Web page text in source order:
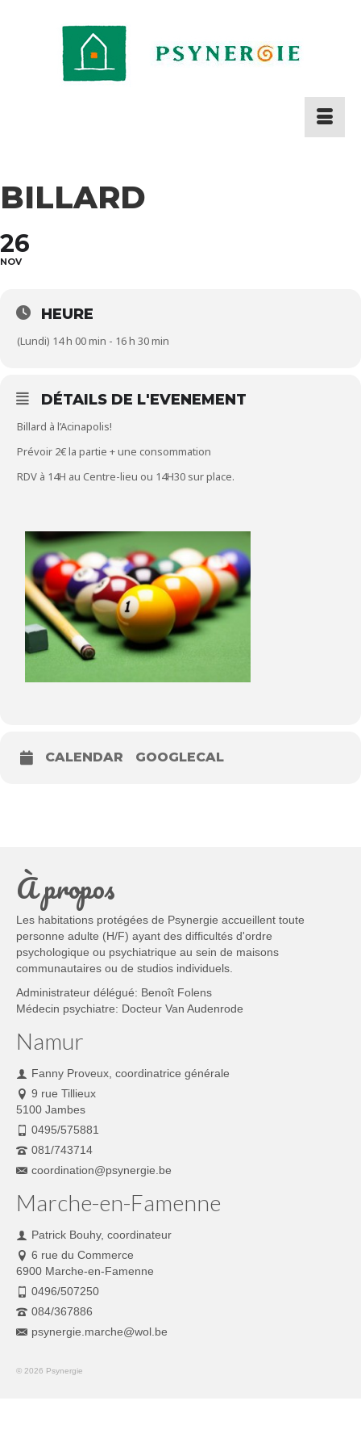
BILLARD
26
NOV
HEURE
(Lundi) 14 h 00 min - 16 h 30 min
DÉTAILS DE L'EVENEMENT
Billard à l’Acinapolis!
Prévoir 2€ la partie + une consommation
RDV à 14H au Centre-lieu ou 14H30 sur place.
CALENDAR GOOGLECAL
À propos
Les habitations protégées de Psynergie accueillent toute
personne adulte (H/F) ayant des difficultés d'ordre
psychologique ou psychiatrique au sein de maisons
communautaires ou de studios individuels.
Administrateur délégué: Benoît Folens
Médecin psychiatre: Docteur Van Audenrode
Namur
Fanny Proveux, coordinatrice générale
9 rue Tillieux
5100 Jambes
0495/575881
081/743714
coordination@psynergie.be
Marche-en-Famenne
Patrick Bouhy, coordinateur
6 rue du Commerce
6900 Marche-en-Famenne
0496/507250
084/367886
psynergie.marche@wol.be
© 2026 Psynergie